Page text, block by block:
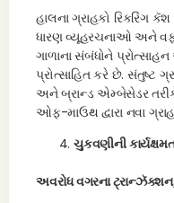
હાલના ગ્રાહકો રિકરિંગ
ધારણ વ્યૂહરચનાઓ અને
ગાળાના સંબંધોને
પ્રોત્સાહિત કરે છે. સંતુષ્ટ
અને બ્રાન્ડ એમ્બેસેડર
ઓફ-માઉથ દ્વારા નવા
ચુકવણીની
અવરોધ વગરના